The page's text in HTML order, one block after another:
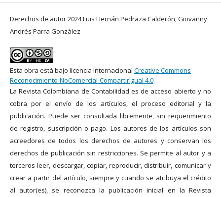
Derechos de autor 2024 Luis Hernán Pedraza Calderón, Giovanny
Andrés Parra González
Esta obra está bajo licencia internacional Creative Commons
Reconocimiento-NoComercial-CompartirIgual 4.0.
La Revista Colombiana de Contabilidad es de acceso abierto y no
cobra por el envío de los artículos, el proceso editorial y la
publicación. Puede ser consultada libremente, sin requerimiento
de registro, suscripción o pago. Los autores de los artículos son
acreedores de todos los derechos de autores y conservan los
derechos de publicación sin restricciones. Se permite al autor y a
terceros leer, descargar, copiar, reproducir, distribuir, comunicar y
crear a partir del artículo, siempre y cuando se atribuya el crédito
al autor(es), se reconozca la publicación inicial en la Revista